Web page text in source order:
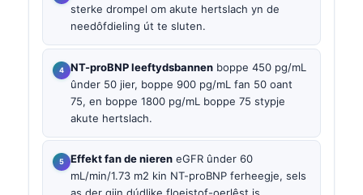
sterke drompel om akute hertslach yn de
needôfdieling út te sluten.
NT-proBNP leeftydsbannen boppe 450 pg/mL
ûnder 50 jier, boppe 900 pg/mL fan 50 oant
75, en boppe 1800 pg/mL boppe 75 stypje
akute hertslach.
Effekt fan de nieren eGFR ûnder 60
mL/min/1.73 m2 kin NT-proBNP ferheegje, sels